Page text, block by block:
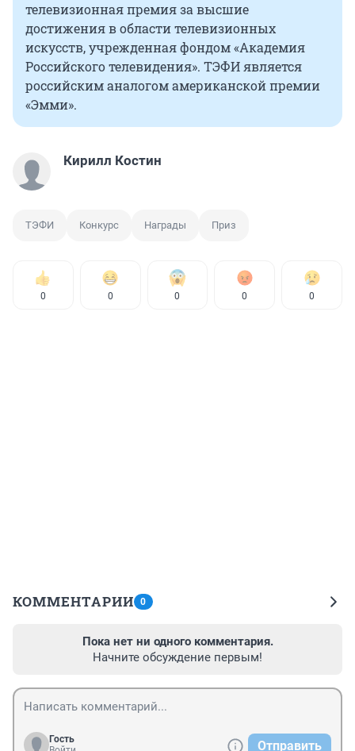
телевизионная премия за высшие
достижения в области телевизионных
искусств, учрежденная фондом «Академия
Российского телевидения». ТЭФИ является
российским аналогом американской премии
«Эмми».
Кирилл Костин
ТЭФИ Конкурс Награды Приз
0 0 0 0 0
КОММЕНТАРИИ 0
Пока нет ни одного комментария.
Начните обсуждение первым!
Гость
Отправить